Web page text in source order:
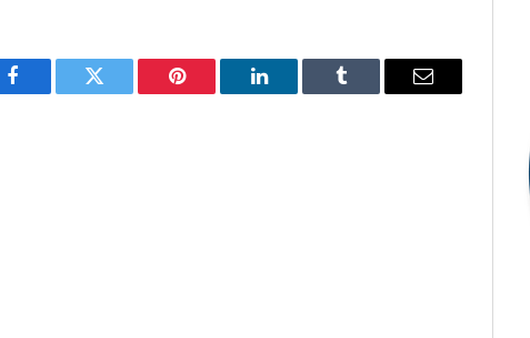
Facebook Twitter Pinterest
O
Tumblr
E-